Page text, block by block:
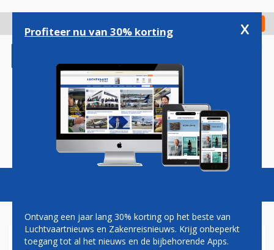
gaan
Check in
Magazine Podcasts Vacatures
Profiteer nu van 30% korting x
Ontvang een jaar lang 30% korting op het beste van
Luchtvaartnieuws en Zakenreisnieuws. Krijg onbeperkt
toegang tot al het nieuws en de bijbehorende Apps.